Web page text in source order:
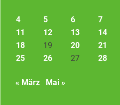
4
5 6 7
11
12 13 14
18
19 20 21
25
26 27 28
« März Mai »